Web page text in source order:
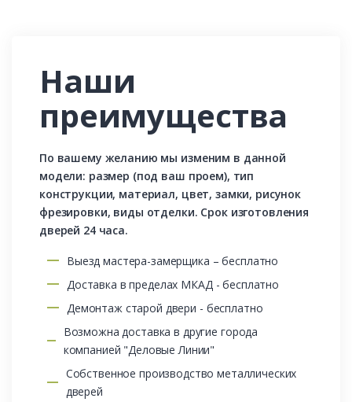
Наши
преимущества
По вашему желанию мы изменим в данной
модели: размер (под ваш проем), тип
конструкции, материал, цвет, замки, рисунок
фрезировки, виды отделки. Срок изготовления
дверей 24 часа.
Выезд мастера-замерщика – бесплатно
Доставка в пределах МКАД - бесплатно
Демонтаж старой двери - бесплатно
Возможна доставка в другие города
компанией "Деловые Линии"
Собственное производство металлических
дверей